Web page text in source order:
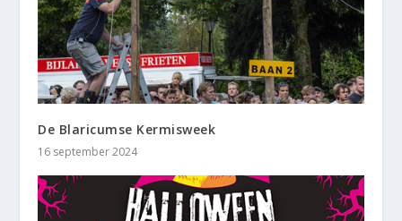
De Blaricumse Kermisweek
16 september 2024